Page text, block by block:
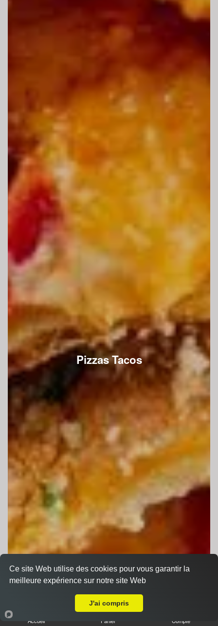
Pizzas Tacos
Accueil Panier Compte
Ce site Web utilise des cookies pour vous garantir la
meilleure expérience sur notre site Web
J'ai compris